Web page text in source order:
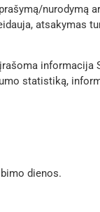
nurodymą
atsakymas
informacija
statistiką,
dienos.